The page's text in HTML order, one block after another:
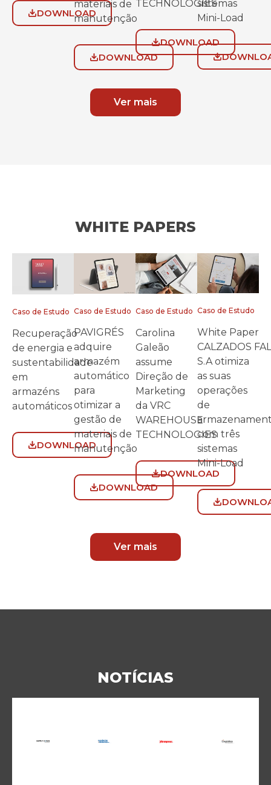
DOWNLOAD
materiais de
manutenção
DOWNLOAD
TECHNOLOGIES
DOWNLOAD
sistemas
Mini-Load
Ver mais
WHITE PAPERS
Caso de Estudo
Recuperação
de energia e
sustentabilidade
em
armazéns
automáticos
DOWNLOAD
Caso de Estudo
PAVIGRÉS
adquire
armazém
automático
para
otimizar a
gestão de
materiais de
manutenção
DOWNLOAD
Caso de Estudo
Carolina
Galeão
assume
Direção de
Marketing
da VRC
WAREHOUSE
TECHNOLOGIES
DOWNLOAD
Caso de Estudo
White Paper
CALZADOS FAL
S.A otimiza
as suas
operações
de
com três
sistemas
Mini-Load
Ver mais
NOTÍCIAS